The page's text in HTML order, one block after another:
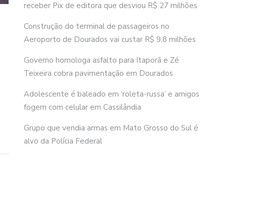
receber Pix de editora que desviou R$ 27 milhões
Construção do terminal de passageiros no
Aeroporto de Dourados vai custar R$ 9,8 milhões
Governo homologa asfalto para Itaporã e Zé
Teixeira cobra pavimentação em Dourados
Adolescente é baleado em ‘roleta-russa’ e amigos
fogem com celular em Cassilândia
Grupo que vendia armas em Mato Grosso do Sul é
alvo da Polícia Federal